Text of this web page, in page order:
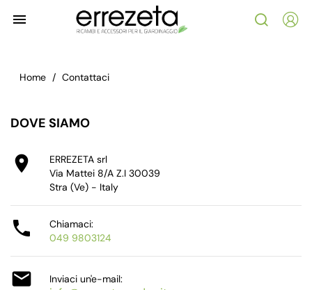

Home Contattaci
DOVE SIAMO

ERREZETA srl
Via Mattei 8/A Z.I 30039
Stra (Ve) - Italy

Chiamaci:
049 9803124
 Inviaci un'e-mail: